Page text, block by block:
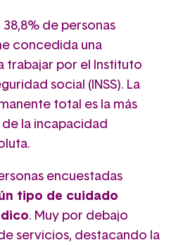
de personas
concedida una
trabajar por el Instituto
social (INSS). La
total es la más
la incapacidad
encuestadas
tipo de cuidado
. Muy por debajo
servicios, destacando la